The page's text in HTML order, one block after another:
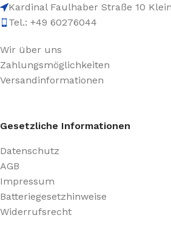
Kardinal Faulhaber Straße 10
Tel.: +49 60276044
Wir über uns
Zahlungsmöglichkeiten
Versandinformationen
Gesetzliche Informationen
Datenschutz
AGB
Impressum
Batteriegesetzhinweise
Widerrufsrecht